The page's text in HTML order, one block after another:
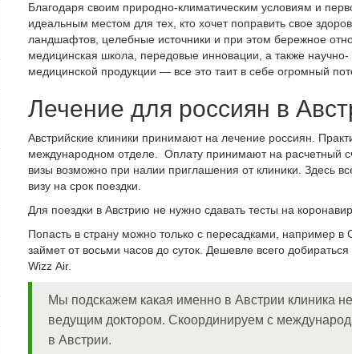
Благодаря своим природно-климатическим условиям и
идеальным местом для тех, кто хочет поправить свое
ландшафтов, целебные источники и при этом бережное
медицинская школа, передовые инновации, а также научно-
медицинской продукции — все это таит в себе огромный
Лечение для россиян в
Австрийские клиники принимают на лечение россиян.
международном отделе. Оплату принимают на расчетный
визы возможно при налии приглашения от клиники. Здесь
визу на срок поездки.
Для поездки в Австрию не нужно сдавать тесты на
Попасть в страну можно только с пересадками, например
займет от восьми часов до суток. Дешевле всего
Wizz Air.
Мы подскажем какая именно в Австрии клиника
ведущим доктором. Скоординируем с
в Австрии.